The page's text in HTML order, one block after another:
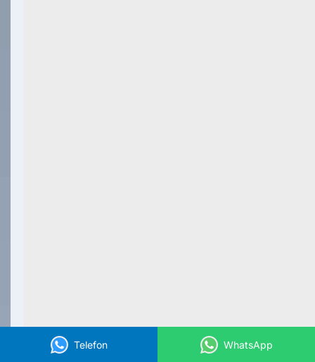
Telefon WhatsApp